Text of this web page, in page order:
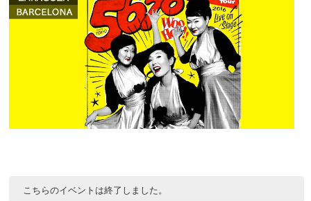
こちらのイベントは終了しました。